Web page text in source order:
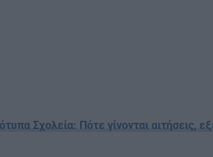
Σχολεία: Πότε γίνονται αιτήσεις,